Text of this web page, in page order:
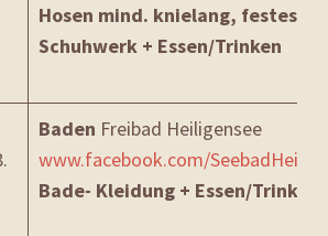
Hosen mind. knielang, festes
Schuhwerk + Essen/Trinken
Baden Freibad Heiligensee
www.facebook.com/
Bade- Kleidung + Essen/Trinken